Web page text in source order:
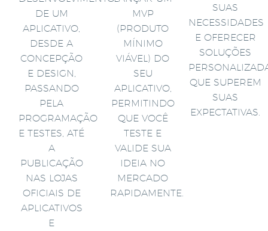
DE UM
APLICATIVO,
DESDE A
CONCEPÇÃO
E DESIGN,
PASSANDO
PELA
PROGRAMAÇÃO
E TESTES, ATÉ
A
PUBLICAÇÃO
NAS LOJAS
OFICIAIS DE
APLICATIVOS
E
MVP
(PRODUTO
MÍNIMO
VIÁVEL) DO
SEU
APLICATIVO,
PERMITINDO
QUE VOCÊ
TESTE E
VALIDE SUA
IDEIA NO
MERCADO
RAPIDAMENTE.
SUAS
NECESSIDADES
E OFERECER
SOLUÇÕES
QUE SUPEREM
SUAS
EXPECTATIVAS.